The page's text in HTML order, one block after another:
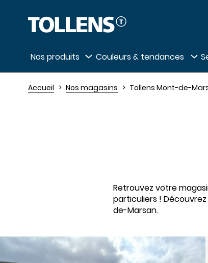
Passer la liste des magasins et aller
Nos produits Couleurs & tendances
Accueil Nos magasins Tollens Mont-de-
Retrouvez votre
particuliers !
de-Marsan.